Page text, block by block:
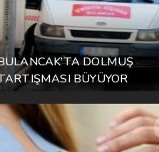
DOLMUŞ
BÜYÜYOR